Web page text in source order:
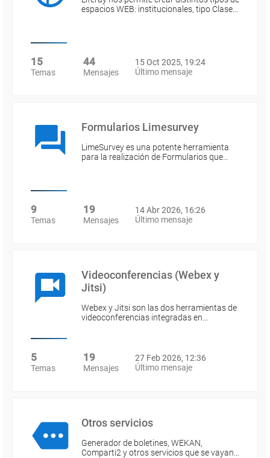
espacios WEB: institucionales, tipo Clase…
15
Temas
44
Mensajes
15 Oct 2025, 19:24
Último mensaje
Formularios Limesurvey
LimeSurvey es una potente herramienta
para la realización de Formularios que…
9
Temas
19
Mensajes
14 Abr 2026, 16:26
Último mensaje
Videoconferencias (Webex y
Jitsi)
Webex y Jitsi son las dos herramientas de
videoconferencias integradas en…
5
Temas
19
Mensajes
27 Feb 2026, 12:36
Último mensaje
Otros servicios
Generador de boletines, WEKAN,
Comparti2 y otros servicios que se vayan…